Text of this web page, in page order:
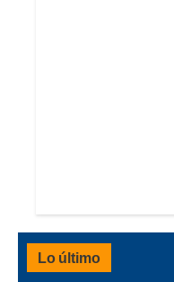
Lo último